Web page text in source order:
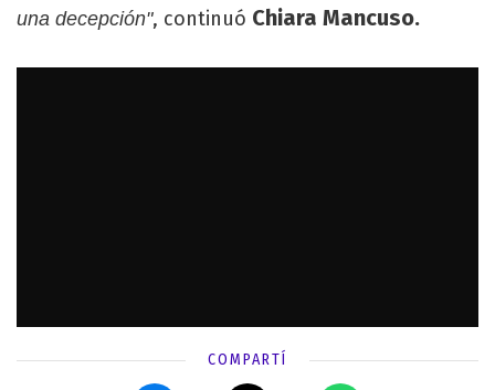
una decepción", continuó Chiara Mancuso.
COMPARTÍ